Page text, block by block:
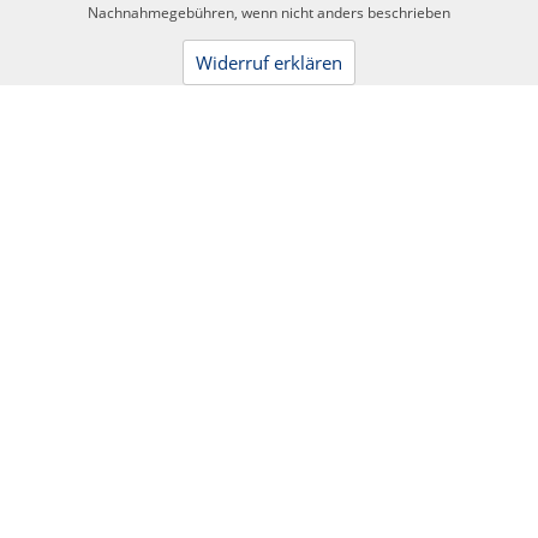
Nachnahmegebühren, wenn nicht anders beschrieben
Widerruf erklären